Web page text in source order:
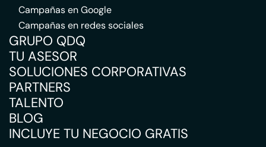
Campañas en Google
Campañas en redes sociales
GRUPO QDQ
TU ASESOR
SOLUCIONES CORPORATIVAS
PARTNERS
TALENTO
BLOG
INCLUYE TU NEGOCIO GRATIS